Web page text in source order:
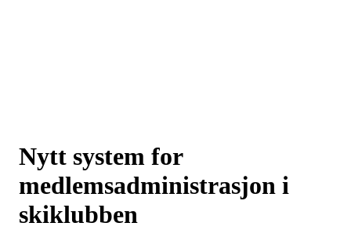
Nytt system for
medlemsadministrasjon i
skiklubben